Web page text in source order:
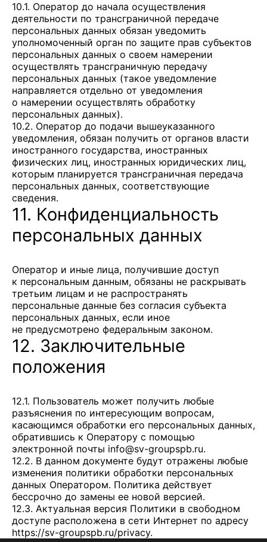
10.1. Оператор до начала осуществления
деятельности по трансграничной передаче
персональных данных обязан уведомить
уполномоченный орган по защите прав субъектов
персональных данных о своем намерении
осуществлять трансграничную передачу
персональных данных (такое уведомление
направляется отдельно от уведомления
о намерении осуществлять обработку
персональных данных).
10.2. Оператор до подачи вышеуказанного
уведомления, обязан получить от органов власти
иностранного государства, иностранных
физических лиц, иностранных юридических лиц,
которым планируется трансграничная передача
персональных данных, соответствующие
сведения.
11. Конфиденциальность
персональных данных
Оператор и иные лица, получившие доступ
к персональным данным, обязаны не раскрывать
третьим лицам и не распространять
персональные данные без согласия субъекта
персональных данных, если иное
не предусмотрено федеральным законом.
12. Заключительные
положения
12.1. Пользователь может получить любые
разъяснения по интересующим вопросам,
касающимся обработки его персональных данных,
обратившись к Оператору с помощью
электронной почты info@sv-groupspb.ru.
12.2. В данном документе будут отражены любые
изменения политики обработки персональных
данных Оператором. Политика действует
бессрочно до замены ее новой версией.
12.3. Актуальная версия Политики в свободном
доступе расположена в сети Интернет по адресу
https://sv-groupspb.ru/privacy.